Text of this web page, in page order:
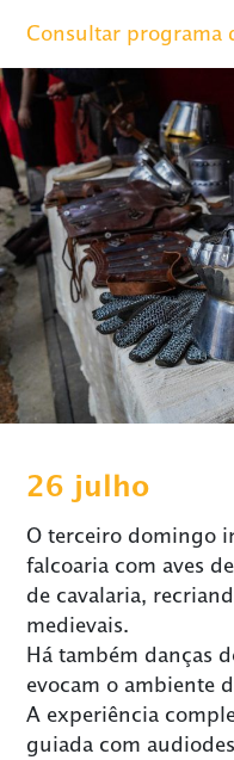
Consultar programa
26 julho
O terceiro domingo
falcoaria com aves
de cavalaria,
medievais.
Há também danças
evocam o ambiente
A experiência
guiada com